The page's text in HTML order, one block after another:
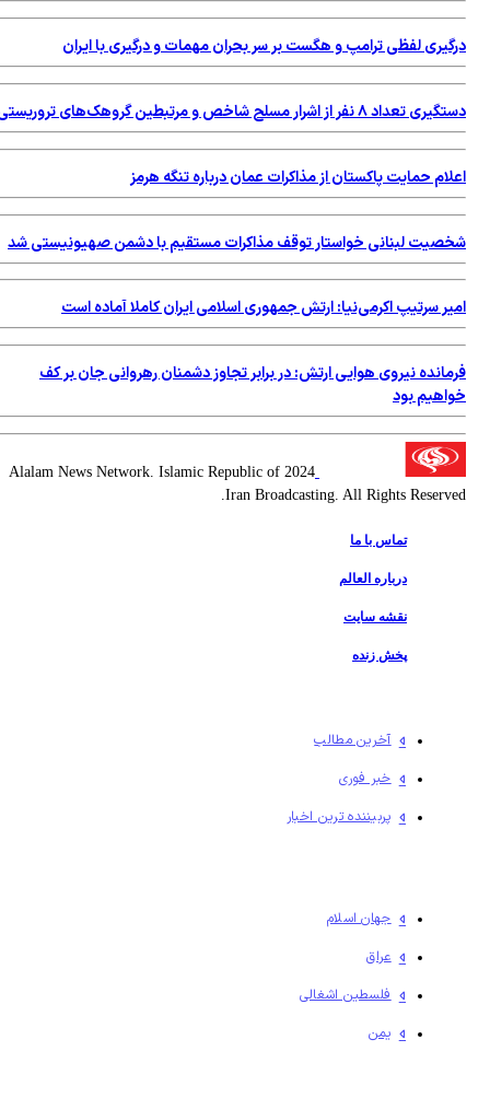
لفظی ترامپ و هگست بر سر بحران مهمات و درگیری با ایران
۸ نفر از اشرار مسلح شاخص و مرتبطین گروهک‌های تروریستی
حمایت پاکستان از مذاکرات عمان درباره تنگه هرمز
لبنانی خواستار توقف مذاکرات مستقیم با دشمن صهیونیستی شد
سرتیپ اكرمی‌نیا: ارتش جمهوری اسلامی ایران کاملا آماده است
نیروی هوایی ارتش: در برابر تجاوز دشمنان رهروانی جان بر کف
بود
2024 Alalam News Network. Islamic Republic of
Iran Broadcasting. All Rights
تماس با ما
درباره العالم
نقشه سایت
پخش زنده
آخرین مطالب
خبر فوری
پربیننده ترین اخبار
جهان اسلام
عراق
فلسطين اشغالی
یمن